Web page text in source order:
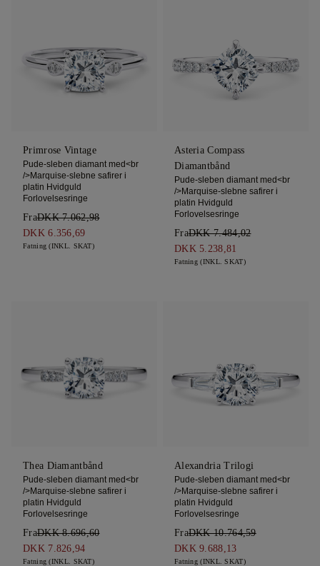
Primrose Vintage
Pude-sleben diamant med<br
/>Marquise-slebne safirer i
platin Hvidguld
Forlovelsesringe
FraDKK 7.062,98
DKK 6.356,69
Fatning (INKL. SKAT)
Asteria Compass
Diamantbånd
Pude-sleben diamant med<br
/>Marquise-slebne safirer i
platin Hvidguld
Forlovelsesringe
FraDKK 7.484,02
DKK 5.238,81
Fatning (INKL. SKAT)
Thea Diamantbånd
Pude-sleben diamant med<br
/>Marquise-slebne safirer i
platin Hvidguld
Forlovelsesringe
FraDKK 8.696,60
DKK 7.826,94
Fatning (INKL. SKAT)
Alexandria Trilogi
Pude-sleben diamant med<br
/>Marquise-slebne safirer i
platin Hvidguld
Forlovelsesringe
FraDKK 10.764,59
DKK 9.688,13
Fatning (INKL. SKAT)